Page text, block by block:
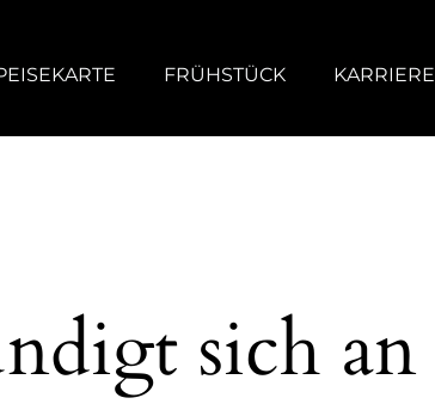
FRÜHSTÜCK KARRIERE
sich an